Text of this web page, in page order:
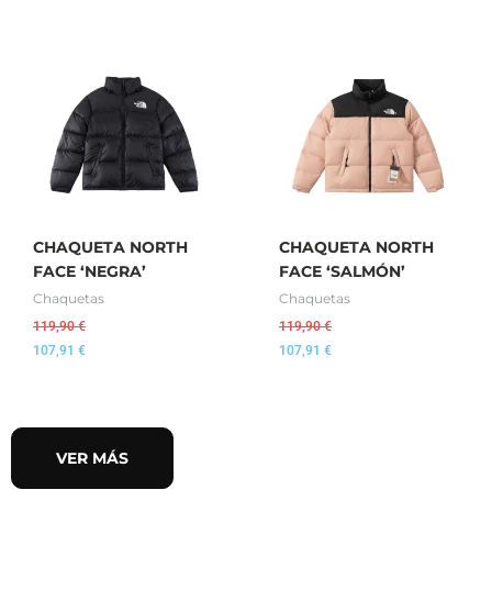
CHAQUETA NORTH
FACE ‘NEGRA’
Chaquetas
119,90€
107,91 €
CHAQUETA NORTH
FACE ‘SALMÓN’
Chaquetas
119,90€
107,91 €
VER MÁS